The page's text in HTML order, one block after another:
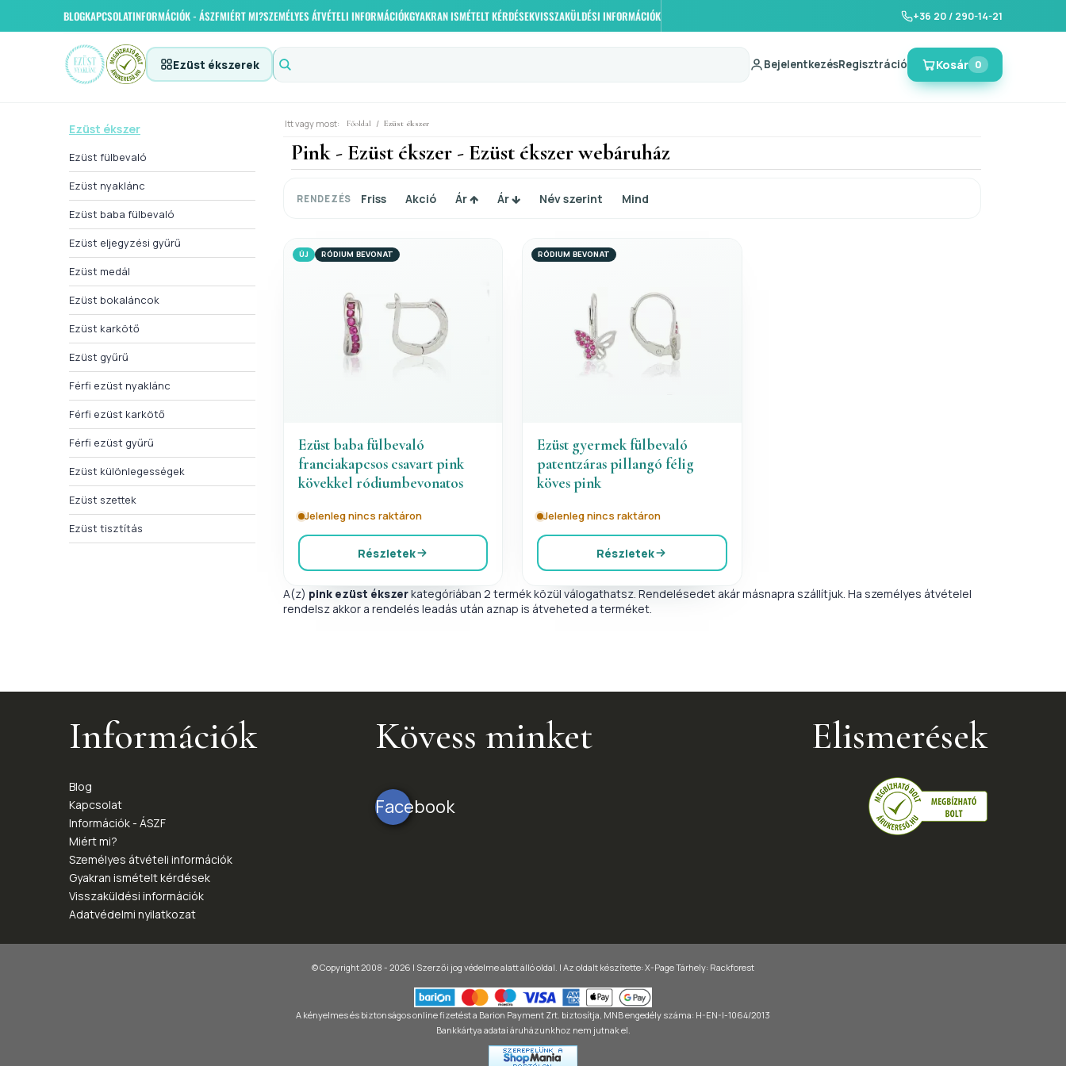
BLOGKAPCSOLATINFORMÁCIÓK - ÁSZFMIÉRT MI?SZEMÉLYES ÁTVÉTELI INFORMÁCIÓKGYAKRAN ISMÉTELT KÉRDÉSEKVISSZAKÜLDÉSI INFORMÁCIÓK +36 20 / 290-14-21
Ezüst ékszerek BejelentkezésRegisztráció Kosár 0
Ezüst ékszer
Ezüst fülbevaló
Ezüst nyaklánc
Ezüst baba fülbevaló
Ezüst eljegyzési gyűrű
Ezüst medál
Ezüst bokaláncok
Ezüst karkötő
Ezüst gyűrű
Férfi ezüst nyaklánc
Férfi ezüst karkötő
Férfi ezüst gyűrű
Ezüst különlegességek
Ezüst szettek
Ezüst tisztítás
Itt vagy most: Főoldal / Ezüst ékszer
Pink - Ezüst ékszer - Ezüst ékszer webáruház
RENDEZÉS Friss Akció Ár Ár Név szerint Mind
ÚJ RÓDIUM BEVONAT
Ezüst baba fülbevaló
franciakapcsos csavart pink
kövekkel ródiumbevonatos
Jelenleg nincs raktáron
Részletek
RÓDIUM BEVONAT
Ezüst gyermek fülbevaló
patentzáras pillangó félig
köves pink
Jelenleg nincs raktáron
Részletek
A(z) pink ezüst ékszerkategóriában 2 termék közül válogathatsz. Rendelésedet akár másnapra szállítjuk. Ha személyes átvételel
rendelsz akkor a rendelés leadás után aznap is átveheted a terméket.
Információk
Blog
Kapcsolat
Információk - ÁSZF
Miért mi?
Személyes átvételi információk
Gyakran ismételt kérdések
Visszaküldési információk
Adatvédelmi nyilatkozat
Kövess minket
Facebook
Elismerések
© Copyright 2008 - 2026 | Szerzői jog védelme alatt álló oldal. | Az oldalt készítette: X-PageTárhely: Rackforest
A kényelmes és biztonságos online fizetést a Barion Payment Zrt. biztosítja, MNB engedély száma: H-EN-I-1064/2013
Bankkártya adatai áruházunkhoz nem jutnak el.